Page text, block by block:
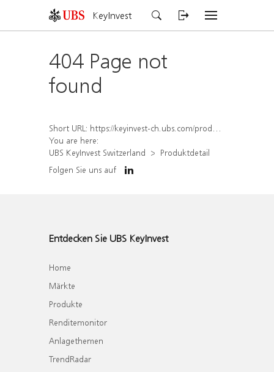
KeyInvest
404 Page not
found
Short URL: https://keyinvest-ch.ubs.com/produkt/detail/index/isin/CH1572294846
You are here:
UBS KeyInvest Switzerland
Produktdetail
Folgen Sie uns auf
Entdecken Sie UBS KeyInvest
Home
Märkte
Produkte
Renditemonitor
Anlagethemen
TrendRadar